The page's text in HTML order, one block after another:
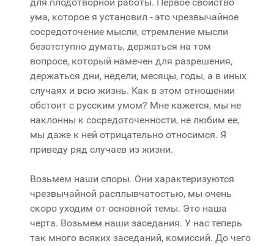
ума, которое я установил - это чрезвычайное
сосредоточение мысли, стремление мысли
безотступно думать, держаться на том
вопросе, который намечен для разрешения,
держаться дни, недели, месяцы, годы, а в иных
случаях и всю жизнь. Как в этом отношении
обстоит с русским умом? Мне кажется, мы не
наклонны к сосредоточенности, не любим ее,
мы даже к ней отрицательно относимся. Я
приведу ряд случаев из жизни.
Возьмем наши споры. Они характеризуются
чрезвычайной расплывчатостью, мы очень
скоро уходим от основной темы. Это наша
черта. Возьмем наши заседания. У нас теперь
так много всяких заседаний, комиссий. До чего